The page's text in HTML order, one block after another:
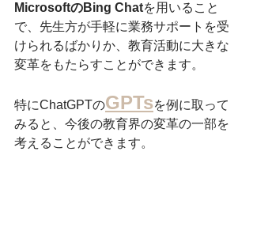
MicrosoftのBing Chatを用いること
で、先生方が手軽に業務サポートを受
けられるばかりか、教育活動に大きな
変革をもたらすことができます。
特にChatGPTのGPTsを例に取って
みると、今後の教育界の変革の一部を
考えることができます。